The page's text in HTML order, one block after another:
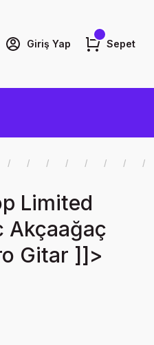
Giriş Yap Sepet
Limited
Akçaağaç
Gitar ]]>